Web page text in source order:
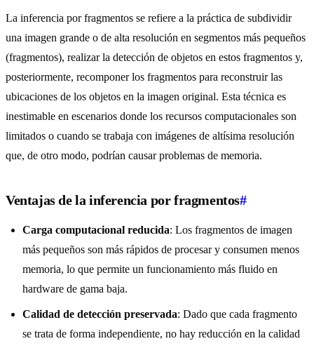
La inferencia por fragmentos se refiere a la práctica de subdividir
una imagen grande o de alta resolución en segmentos más pequeños
(fragmentos), realizar la detección de objetos en estos fragmentos y,
posteriormente, recomponer los fragmentos para reconstruir las
ubicaciones de los objetos en la imagen original. Esta técnica es
inestimable en escenarios donde los recursos computacionales son
limitados o cuando se trabaja con imágenes de altísima resolución
que, de otro modo, podrían causar problemas de memoria.
Ventajas de la inferencia por fragmentos#
Carga computacional reducida: Los fragmentos de imagen
más pequeños son más rápidos de procesar y consumen menos
memoria, lo que permite un funcionamiento más fluido en
hardware de gama baja.
Calidad de detección preservada: Dado que cada fragmento
se trata de forma independiente, no hay reducción en la calidad